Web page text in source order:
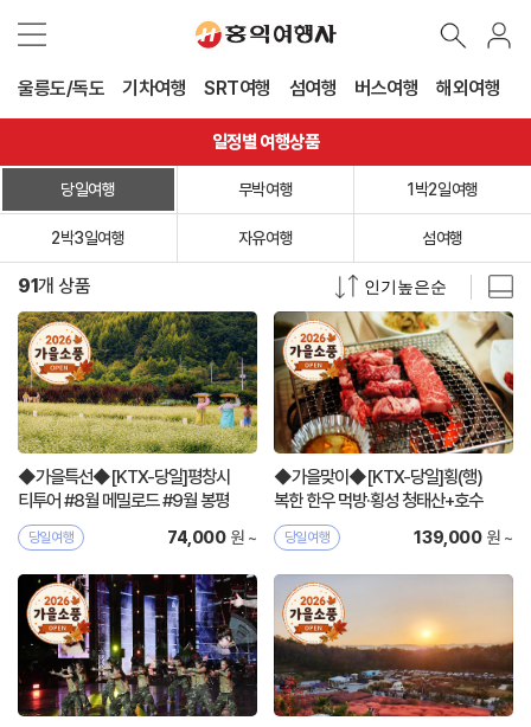
울릉도/독도 기차여행 SRT여행 섬여행 버스여행 해외여행
일정별 여행상품
당일여행 무박여행 1박2일여행
2박3일여행 자유여행 섬여행
91개 상품
◆가을특선◆[KTX-당일]평창시
티투어 #8월 메밀로드 #9월 봉평
효석 #10월 단풍
당일여행 74,000원 ~
◆가을맞이◆[KTX-당일]횡(행)
복한 한우 먹방·횡성 청태산+호수
길
당일여행 139,000원 ~